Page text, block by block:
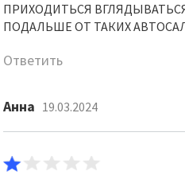
ПРИХОДИТЬСЯ
ПОДАЛЬШЕ ОТ ТАКИХ
Ответить
Анна 19.03.2024